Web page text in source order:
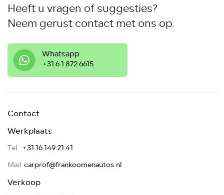
Heeft u vragen of suggesties?
Neem gerust contact met ons op.
Whatsapp
‭+31 6 1 872 6615
Contact
Werkplaats
Tel. +31 16 149 21 41
Mail carprof@frankoomenautos.nl
Verkoop